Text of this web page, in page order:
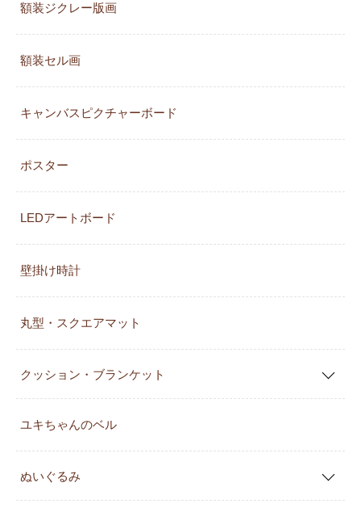
額装ジクレー版画
額装セル画
キャンバスピクチャーボード
ポスター
LEDアートボード
壁掛け時計
丸型・スクエアマット
クッション・ブランケット
ユキちゃんのベル
ぬいぐるみ